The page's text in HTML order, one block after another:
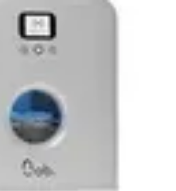
Cuisine et Alimentation
Productivité